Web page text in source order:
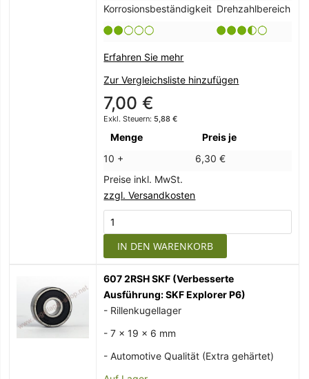
Korrosionsbeständigkeit Drehzahlbereich
Erfahren Sie mehr
Zur Vergleichsliste hinzufügen
7,00 €
5,88 €
Menge
Preis je
10 +
6,30 €
Preise inkl. MwSt.
zzgl. Versandkosten
IN DEN WARENKORB
607 2RSH SKF (Verbesserte
Ausführung: SKF Explorer P6)
- Rillenkugellager
- 7 x 19 x 6 mm
- Automotive Qualität (Extra gehärtet)